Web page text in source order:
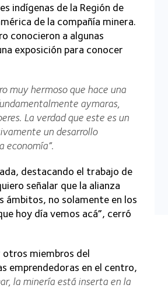
indígenas de la Región de
de la compañía minera.
conocieron a algunas
exposición para conocer
muy hermoso que hace una
aymaras,
La verdad que este es un
un desarrollo
economía”.
destacando el trabajo de
señalar que la alianza
ámbitos, no solamente en los
hoy día vemos acá”, cerró
otros miembros del
emprendedoras en el centro,
la minería está inserta en la